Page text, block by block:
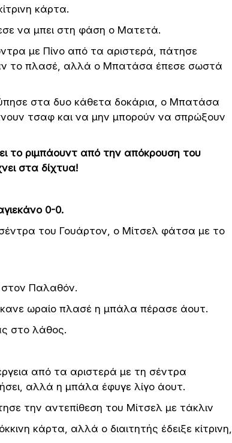
κάρτα.
να μπει στη φάση ο Ματετά.
με Πίνο από τα αριστερά, πάτησε
το πλασέ, αλλά ο Μπατάσα έπεσε σωστά
στα δυο κάθετα δοκάρια, ο Μπατάσα
τσαφ και να μην μπορούν να σπρώξουν
το ριμπάουντ από την απόκρουση του
στα δίχτυα!
0-0.
του Γουάρτον, ο Μίτσελ φάτσα με το
στον Παλαθόν.
ωραίο πλασέ η μπάλα πέρασε άουτ.
στο λάθος.
από τα αριστερά με τη σέντρα
αλλά η μπάλα έφυγε λίγο άουτ.
την αντεπίθεση του Μίτσελ με τάκλιν
κάρτα, αλλά ο διαιτητής έδειξε κίτρινη,